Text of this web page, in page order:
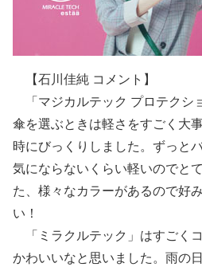
【石川佳純 コメント】
「マジカルテック プロテクシ
傘を選ぶときは軽さをすごく大
時にびっくりしました。ずっと
気にならないくらい軽いのでと
た、様々なカラーがあるので好
い！
「ミラクルテック」はすごく
かわいいなと思いました。雨の